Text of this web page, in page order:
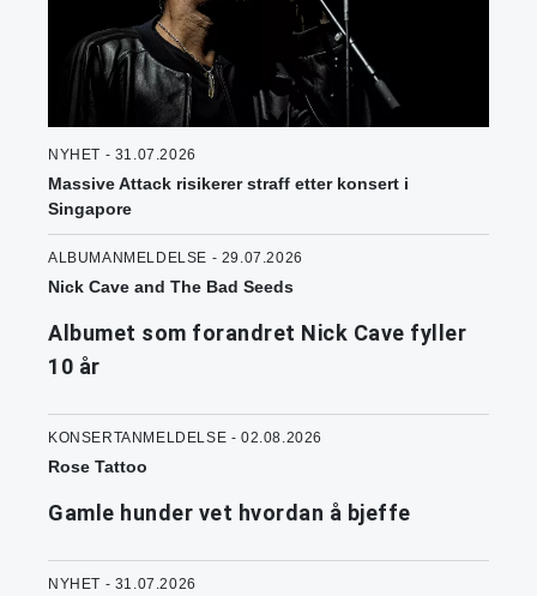
NYHET - 31.07.2026
Massive Attack risikerer straff etter konsert i
Singapore
ALBUMANMELDELSE - 29.07.2026
Nick Cave and The Bad Seeds
Albumet som forandret Nick Cave fyller
10 år
KONSERTANMELDELSE - 02.08.2026
Rose Tattoo
Gamle hunder vet hvordan å bjeffe
NYHET - 31.07.2026